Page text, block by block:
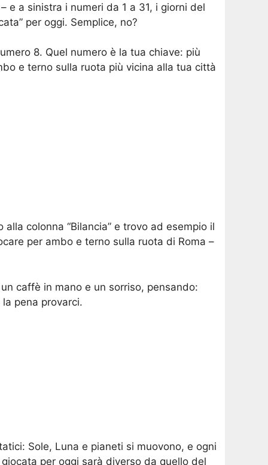
e a sinistra i numeri da 1 a 31, i giorni del
per oggi. Semplice, no?
8. Quel numero è la tua chiave: più
e terno sulla ruota più vicina alla tua città
colonna “Bilancia” e trovo ad esempio il
per ambo e terno sulla ruota di Roma –
caffè in mano e un sorriso, pensando:
pena provarci.
Sole, Luna e pianeti si muovono, e ogni
per oggi sarà diverso da quello del